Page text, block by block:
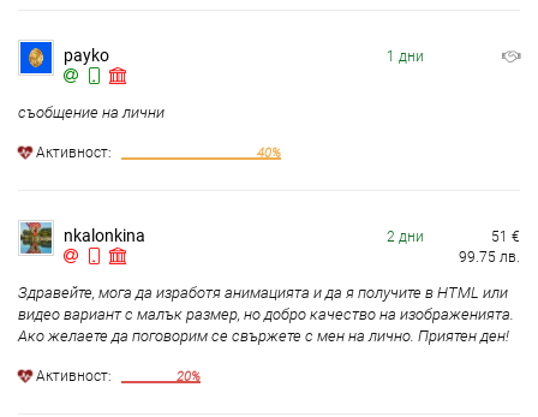
payko
съобщение на лични
Aктивност: 40%
1 дни
nkalonkina
Здравейте, мога да изработя анимацията и да я получите в HTML или
видео вариант с малък размер, но добро качество на изображенията.
Ако желаете да поговорим се свържете с мен на лично. Приятен ден!
Aктивност: 20%
2 дни 51 €
99.75 лв.